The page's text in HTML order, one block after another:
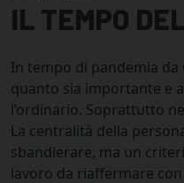
IL TEMPO
In tempo di pandemia da
quanto sia importante e
l’ordinario. Soprattutto
La centralità della
sbandierare, ma un
lavoro da riaffermare